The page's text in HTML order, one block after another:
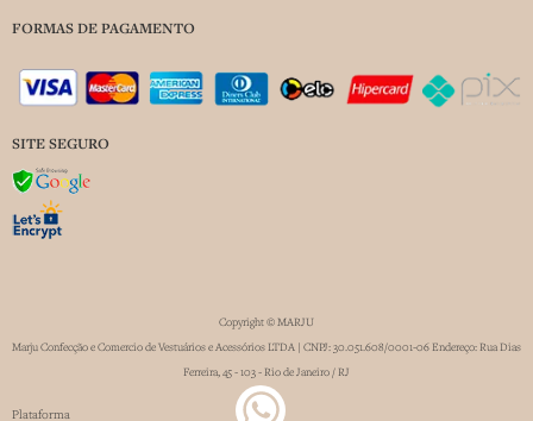
FORMAS DE PAGAMENTO
SITE SEGURO
Copyright © MARJU
Marju Confecção e Comercio de Vestuários e Acessórios LTDA | CNPJ: 30.051.608/0001-06 Endereço: Rua Dias
Ferreira, 45 - 103 - Rio de Janeiro / RJ
Plataforma W